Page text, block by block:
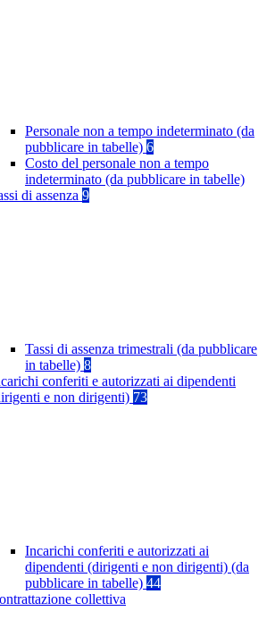
Personale non a tempo indeterminato (da
pubblicare in tabelle) 6
Costo del personale non a tempo
indeterminato (da pubblicare in tabelle)
di assenza 9
Tassi di assenza trimestrali (da pubblicare
in tabelle) 8
conferiti e autorizzati ai dipendenti
e non dirigenti) 73
Incarichi conferiti e autorizzati ai
dipendenti (dirigenti e non dirigenti) (da
pubblicare in tabelle) 44
collettiva